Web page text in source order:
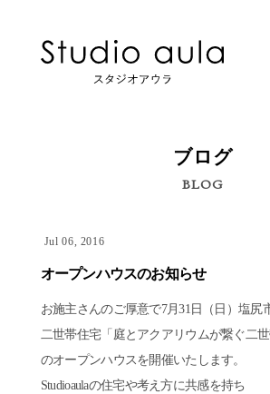
ブログ
BLOG
Jul 06, 2016
オープンハウスのお知らせ
お施主さんのご厚意で7月31日（日）塩尻
二世帯住宅「庭とアクアリウムが繋ぐ二世
のオープンハウスを開催いたします。
Studioaulaの住宅や考え方に共感を持ち